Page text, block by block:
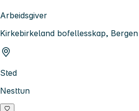
Arbeidsgiver
Kirkebirkeland bofellesskap,
Sted
Nesttun